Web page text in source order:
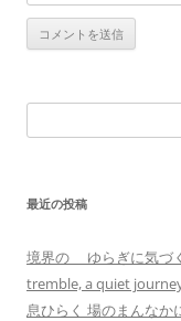
索:
最近の投稿
境界の ゆらぎに気
tremble, a quiet
息ひらく 場のまんな